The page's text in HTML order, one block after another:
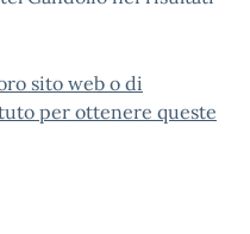
sito web o di
per ottenere queste